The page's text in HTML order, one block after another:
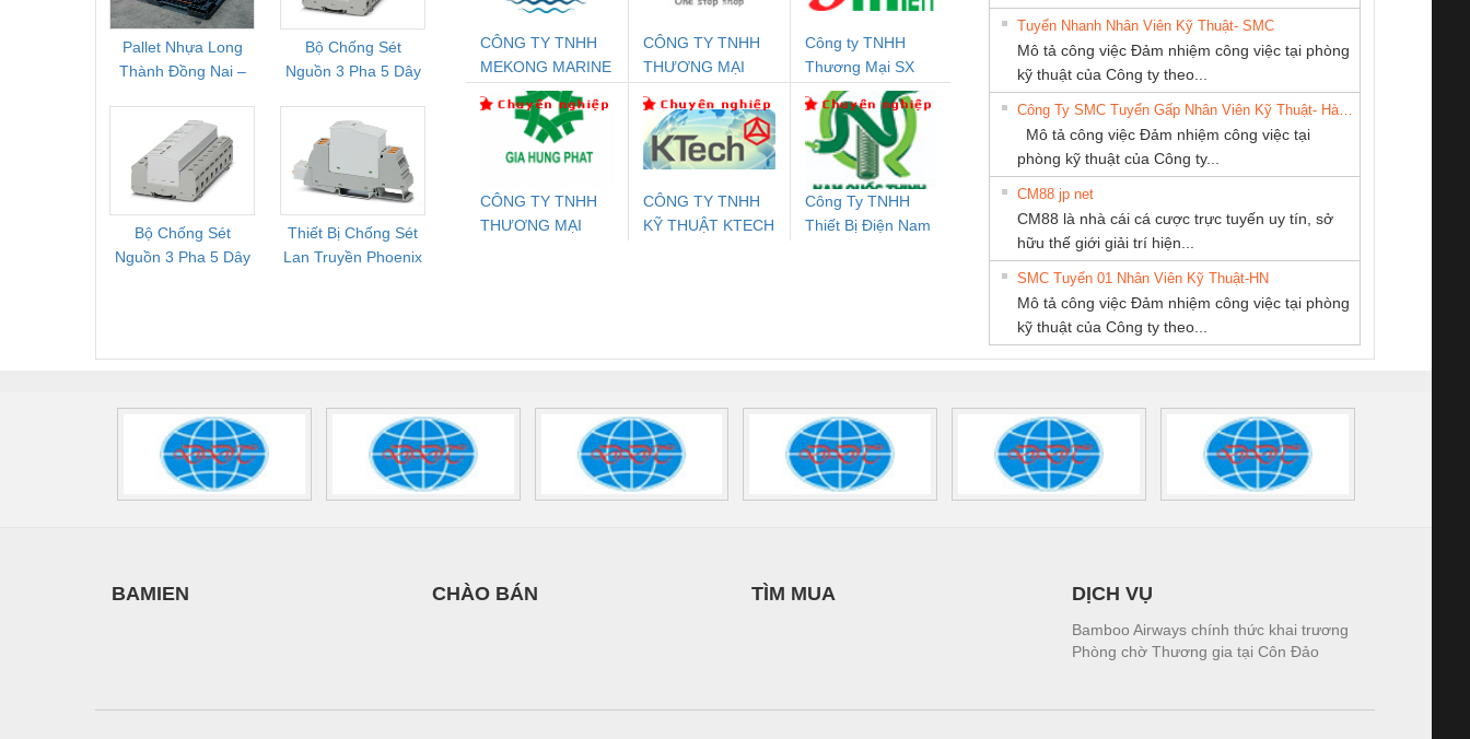
Pallet Nhựa Long
Thành Đồng Nai –
Mới, Pallet Cũ Giá
Tốt
Bộ Chống Sét
Nguồn 3 Pha 5 Dây
FLT-SEC-P-T1-3S-
264/50-FM -
2909589
Bộ Chống Sét
Nguồn 3 Pha 5 Dây
Thiết Bị Chống Sét
Lan Truyền Phoenix
Rơ Le Đệm An Toàn
Phoenix Contact
PSR-PC20-1NO-
1NC-24DC-SP -
2700578
Rơ Le An Toàn
Phoenix Contact
PSR-SCP-
24UC/ESL4/3X1/1X2/B
- 2981059
Bộ Lưu Điện AC
Mô-đun Ắc Quy UPS
Bộ Lặp Tín Hiệu
PROFIBUS Phoenix
Contact PSI-REP-
PROFIBUS/12MB -
2708863
Rơ Le An Toàn
Phoenix Contact
2986960 – PSR-
SCP-
24DC/FSP/2X1/1X2
Rơ Le An Toàn
Bộ giám sát chuỗi
tấm pin
TRANSCLINIC 16I+
1K5 H (2502520000)
Bộ giám sát chuỗi
tấm pin
TRANSCLINIC 16I+
1K5 L (2433950000)
Bộ giám sát dòng
TRANSCLINIC 16I+
(2008130000)
Bộ chỉnh lưu nguồn
điện TRANSCLINIC
BKE 1K5.4
(7791400879)2. Giá
Nẹp nhôm chống
trơn Đà Nẵng
CÔNG TY TNHH
MEKONG MARINE
SUPPLY
CÔNG TY TNHH
THƯƠNG MẠI
NAM
Công ty TNHH
Thương Mại SX
Ba Miền
CÔNG TY TNHH
THƯƠNG MẠI
CÔNG TY TNHH
KỸ THUẬT KTECH
Công Ty TNHH
Thiết Bị Điện Nam
CÔNG TY CỔ
PHẦN TỰ ĐỘNG
TIẾN HƯNG
CÔNG TY TNHH
KINH DOANH
DỊCH VỤ XNK
PHƯƠNG NAM
CÔNG TY CP TỰ
HƯNG
Tan Dong Cang
company LTD
TM-DV DAI DONG
THANH
Ba Miền
Tuyển Nhanh Nhân Viên Kỹ Thuật- SMC
Mô tả công việc Đảm nhiệm công việc tại phòng
kỹ thuật của Công ty theo...
Mô tả công việc Đảm nhiệm công việc tại
phòng kỹ thuật của Công ty...
CM88 jp net
CM88 là nhà cái cá cược trực tuyến uy tín, sở
hữu thế giới giải trí hiện...
SMC Tuyển 01 Nhân Viên Kỹ Thuật-HN
Mô tả công việc Đảm nhiệm công việc tại phòng
kỹ thuật của Công ty theo...
BAMIEN CHÀO BÁN TÌM MUA DỊCH VỤ
Bamboo Airways chính thức khai trương
Phòng chờ Thương gia tại Côn Đảo